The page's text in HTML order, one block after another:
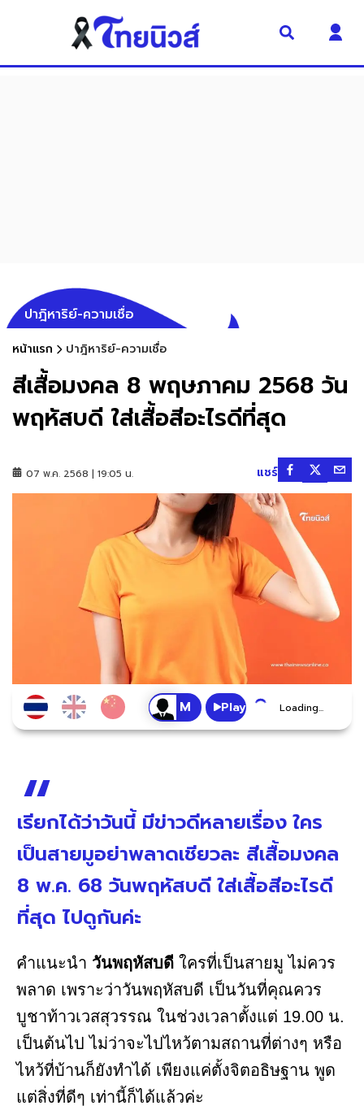
ปาฎิหาริย์-ความเชื่อ
หน้าแรก ปาฎิหาริย์-ความเชื่อ
สีเสื้อมงคล 8 พฤษภาคม 2568 วัน
พฤหัสบดี ใส่เสื้อสีอะไรดีที่สุด
07 พ.ค. 2568 | 19:05 น. แชร์
Play Loading...
เรียกได้ว่าวันนี้ มีข่าวดีหลายเรื่อง ใคร
เป็นสายมูอย่าพลาดเชียวละ สีเสื้อมงคล
8 พ.ค. 68 วันพฤหัสบดี ใส่เสื้อสีอะไรดี
ที่สุด ไปดูกันค่ะ
คำแนะนำ วันพฤหัสบดี ใครที่เป็นสายมู ไม่ควร
พลาด เพราะว่าวันพฤหัสบดี เป็นวันที่คุณควร
บูชาท้าวเวสสุวรรณ ในช่วงเวลาตั้งแต่ 19.00 น.
เป็นต้นไป ไม่ว่าจะไปไหว้ตามสถานที่ต่างๆ หรือ
ไหว้ที่บ้านก็ยังทำได้ เพียงแค่ตั้งจิตอธิษฐาน พูด
แต่สิ่งที่ดีๆ เท่านี้ก็ได้แล้วค่ะ